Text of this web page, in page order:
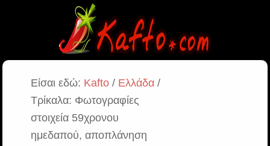
Είσαι εδώ: Kafto/ Ελλάδα/
Τρίκαλα: Φωτογραφίες
στοιχεία 59χρονου
ημεδαπού, αποπλάνηση